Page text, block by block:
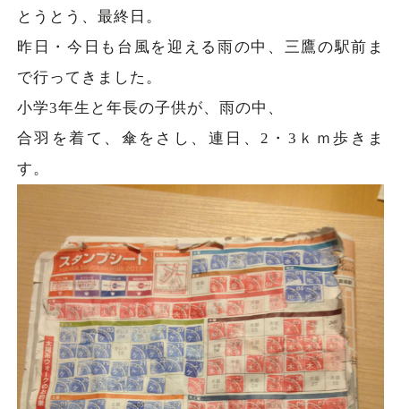
とうとう、最終日。
昨日・今日も台風を迎える雨の中、三鷹の駅前ま
で行ってきました。
小学3年生と年長の子供が、雨の中、
合羽を着て、傘をさし、連日、2・3ｋｍ歩きま
す。